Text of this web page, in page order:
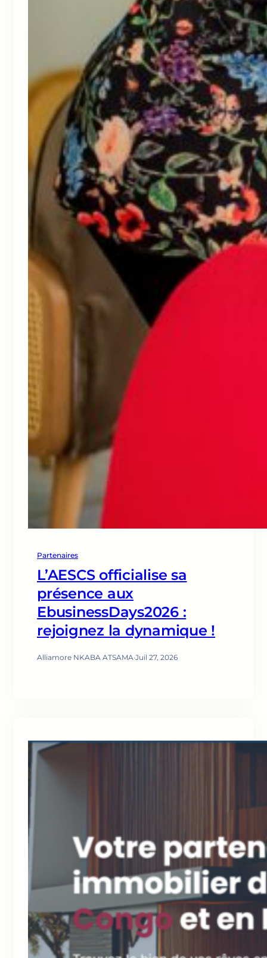
Partenaires
L’AESCS officialise sa
présence aux
EbusinessDays2026 :
rejoignez la dynamique !
Alliamore NKABA ATSAMA·Juil 27, 2026